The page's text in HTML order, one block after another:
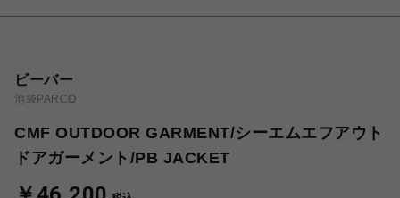
ビーバー
池袋PARCO
CMF OUTDOOR GARMENT/シーエムエフアウト
ドアガーメント/PB JACKET